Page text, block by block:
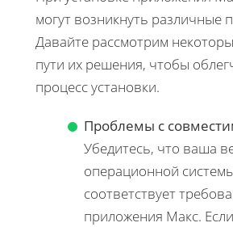
могут возникнуть различные
Давайте рассмотрим
пути их решения, чтобы
процесс установки.
Проблемы с
Убедитесь, что ваша
операционной
соответствует
приложения Макс.